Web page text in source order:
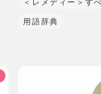
＜レメディー＞す
用語辞典